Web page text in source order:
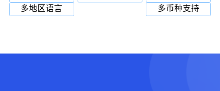
多地区语言
多币种支持